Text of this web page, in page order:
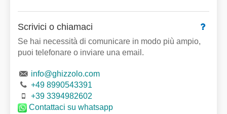
Scrivici o chiamaci
Se hai necessità di comunicare in modo più ampio,
puoi telefonare o inviare una email.
info@ghizzolo.com
+49 8990543391
+39 3394982602
Contattaci su whatsapp